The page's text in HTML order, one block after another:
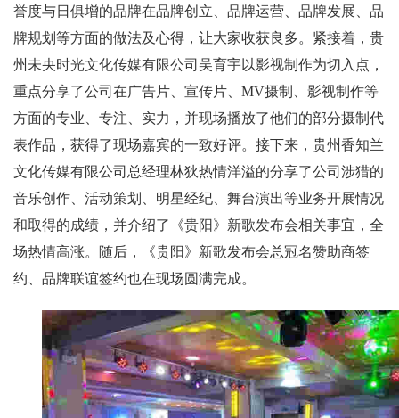
誉度与日俱增的品牌在品牌创立、品牌运营、品牌发展、品
牌规划等方面的做法及心得，让大家收获良多。紧接着，贵
州未央时光文化传媒有限公司吴育宇以影视制作为切入点，
重点分享了公司在广告片、宣传片、MV摄制、影视制作等
方面的专业、专注、实力，并现场播放了他们的部分摄制代
表作品，获得了现场嘉宾的一致好评。接下来，贵州香知兰
文化传媒有限公司总经理林狄热情洋溢的分享了公司涉猎的
音乐创作、活动策划、明星经纪、舞台演出等业务开展情况
和取得的成绩，并介绍了《贵阳》新歌发布会相关事宜，全
场热情高涨。随后，《贵阳》新歌发布会总冠名赞助商签
约、品牌联谊签约也在现场圆满完成。